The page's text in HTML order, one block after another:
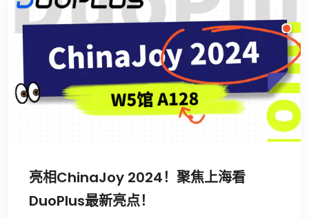
亮相ChinaJoy 2024！聚焦上海看
DuoPlus最新亮点！